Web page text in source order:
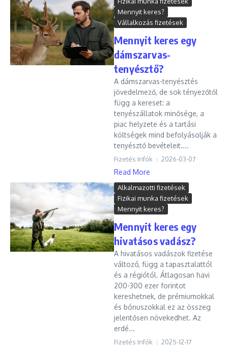
Mennyit keres?
Vállalkozás fizetések
Mennyit keres egy
dámszarvas-
tenyésztő?
A dámszarvas-tenyésztés
jövedelmező, de sok tényezőtől
függ a kereset: a
tenyészállatok minősége, a
piac helyzete és a tartási
költségek mind befolyásolják a
tenyésztő bevételeit....
Fizetés Infók 2026-03-07
Read More
Alkalmazotti fizetések
Fizikai munka fizetések
Mennyit keres?
Mennyit keres egy
hivatásos vadász?
A hivatásos vadászok fizetése
változó, függ a tapasztalattól
és a régiótól. Átlagosan havi
200-300 ezer forintot
kereshetnek, de prémiumokkal
és bónuszokkal ez az összeg
jelentősen növekedhet. Az
erdé...
Fizetés Infók 2025-12-17